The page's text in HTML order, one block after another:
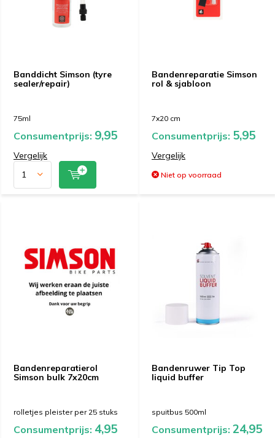
Banddicht Simson (tyre
sealer/repair)
75ml
Consumentprijs: 9,95
Vergelijk
Bandenreparatie Simson
rol & sjabloon
7x20 cm
Consumentprijs: 5,95
Vergelijk
Niet op voorraad
Bandenreparatierol
Simson bulk 7x20cm
rolletjes pleister per 25 stuks
Consumentprijs: 4,95
Bandenruwer Tip Top
liquid buffer
spuitbus 500ml
Consumentprijs: 24,95